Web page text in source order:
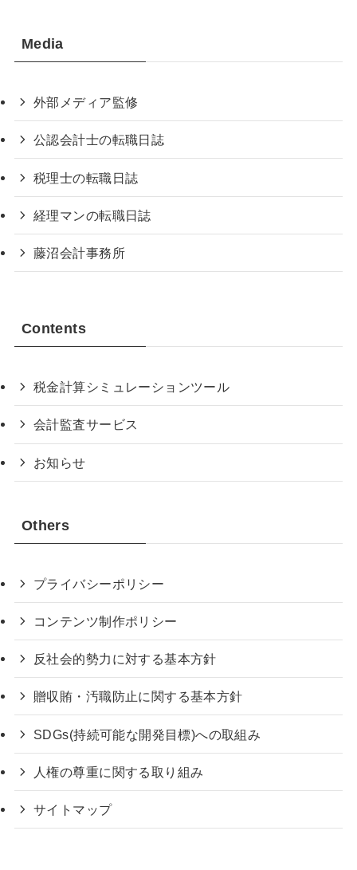
Media
外部メディア監修
公認会計士の転職日誌
税理士の転職日誌
経理マンの転職日誌
藤沼会計事務所
Contents
税金計算シミュレーションツール
会計監査サービス
お知らせ
Others
プライバシーポリシー
コンテンツ制作ポリシー
反社会的勢力に対する基本方針
贈収賄・汚職防止に関する基本方針
SDGs(持続可能な開発目標)への取組み
人権の尊重に関する取り組み
サイトマップ